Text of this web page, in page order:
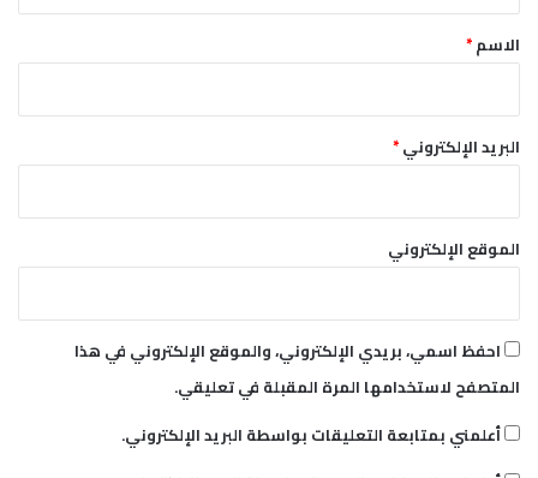
*الاسم*
البريد الإلكتروني*
الموقع الإلكتروني
احفظ اسمي، بريدي الإلكتروني، والموقع الإلكتروني في هذا
المتصفح لاستخدامها المرة المقبلة في تعليقي.
أعلمني بمتابعة التعليقات بواسطة البريد الإلكتروني.